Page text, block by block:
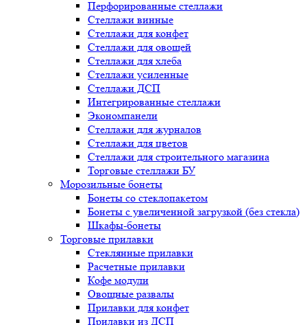
Перфорированные стеллажи
Стеллажи винные
Стеллажи для конфет
Стеллажи для овощей
Стеллажи для хлеба
Стеллажи усиленные
Стеллажи ДСП
Интегрированные стеллажи
Экономпанели
Стеллажи для журналов
Стеллажи для цветов
Стеллажи для строительного магазина
Торговые стеллажи БУ
Морозильные бонеты
Бонеты со стеклопакетом
Бонеты с увеличенной загрузкой (без стекла)
Шкафы-бонеты
Торговые прилавки
Стеклянные прилавки
Расчетные прилавки
Кофе модули
Овощные развалы
Прилавки для конфет
Прилавки из ДСП